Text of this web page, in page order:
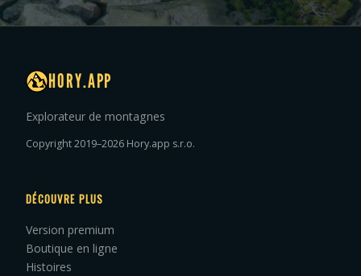
HORY.APP
Explorateur de montagnes
Copyright 2019–2026 Hory.app s.r.o.
DÉCOUVRE PLUS
Version premium
Boutique en ligne
Histoires